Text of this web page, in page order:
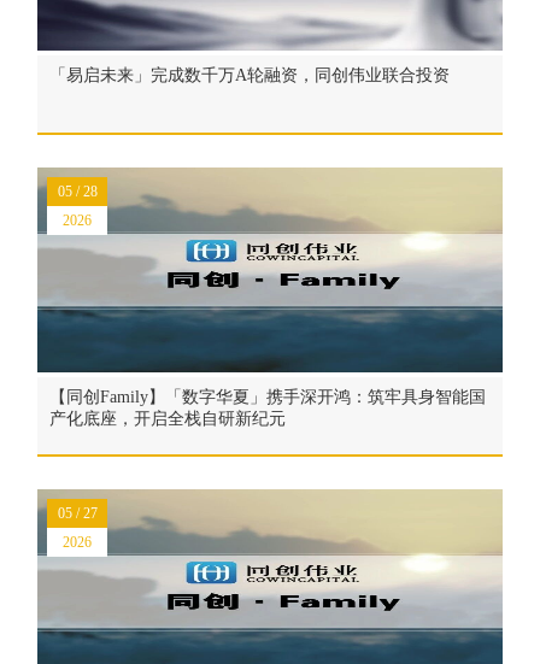
「易启未来」完成数千万A轮融资，同创伟业联合投资
【同创Family】「数字华夏」携手深开鸿：筑牢具身智能国
产化底座，开启全栈自研新纪元
05 / 28
2026
05 / 27
2026